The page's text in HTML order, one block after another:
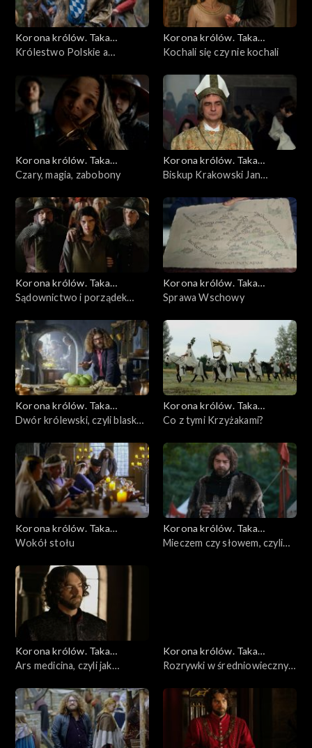
Korona królów. Taka
historia...
Królestwo Polskie a
Korona królów. Taka
historia...
Kochali się czy nie kochali
Korona królów. Taka
historia...
Czary, magia, zabobony
Korona królów. Taka
historia...
Biskup Krakowski Jan
Korona królów. Taka
historia...
Sądownictwo i porządek
Polsce
Korona królów. Taka
historia...
Sprawa Wschowy
Korona królów. Taka
historia...
Dwór królewski, czyli blask
Korona królów. Taka
historia...
Co z tymi Krzyżakami?
Korona królów. Taka
historia...
Wokół stołu
Korona królów. Taka
historia...
Mieczem czy słowem, czyli
Korona królów. Taka
historia...
Ars medicina, czyli jak
Korona królów. Taka
historia...
Rozrywki w średniowiecznym